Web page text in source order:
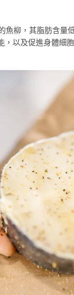
柳，其脂肪含量
以及促進身體細